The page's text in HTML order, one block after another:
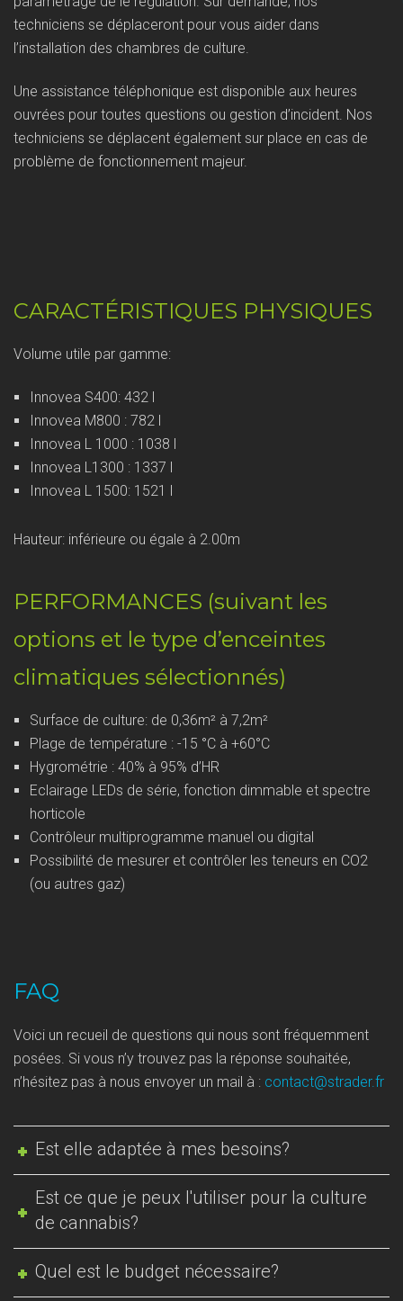
techniciens se déplaceront pour vous aider dans
l’installation des chambres de culture.
Une assistance téléphonique est disponible aux heures
ouvrées pour toutes questions ou gestion d’incident. Nos
techniciens se déplacent également sur place en cas de
problème de fonctionnement majeur.
CARACTÉRISTIQUES PHYSIQUES
Volume utile par gamme:
Innovea S400: 432 l
Innovea M800 : 782 l
Innovea L 1000 : 1038 l
Innovea L1300 : 1337 l
Innovea L 1500: 1521 l
Hauteur: inférieure ou égale à 2.00m
PERFORMANCES (suivant les
options et le type d’enceintes
climatiques sélectionnés)
Surface de culture: de 0,36m² à 7,2m²
Plage de température : -15 °C à +60°C
Hygrométrie : 40% à 95% d’HR
Eclairage LEDs de série, fonction dimmable et spectre
horticole
Contrôleur multiprogramme manuel ou digital
Possibilité de mesurer et contrôler les teneurs en CO2
(ou autres gaz)
FAQ
Voici un recueil de questions qui nous sont fréquemment
posées. Si vous n’y trouvez pas la réponse souhaitée,
n’hésitez pas à nous envoyer un mail à : contact@strader.fr
Est elle adaptée à mes besoins?
Est ce que je peux l'utiliser pour la culture
de cannabis?
Quel est le budget nécessaire?